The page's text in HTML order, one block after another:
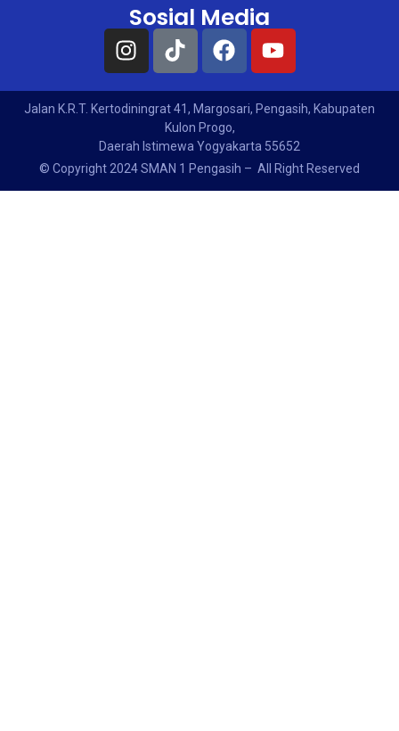
Sosial Media
Jalan K.R.T. Kertodiningrat 41, Margosari, Pengasih, Kabupaten
Kulon Progo,
Daerah Istimewa Yogyakarta 55652
© Copyright 2024 SMAN 1 Pengasih – All Right Reserved